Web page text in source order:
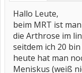
Hallo Leute,
beim MRT ist
die Arthrose im
seitdem ich 20
heute hat man
Meniskus (weiß